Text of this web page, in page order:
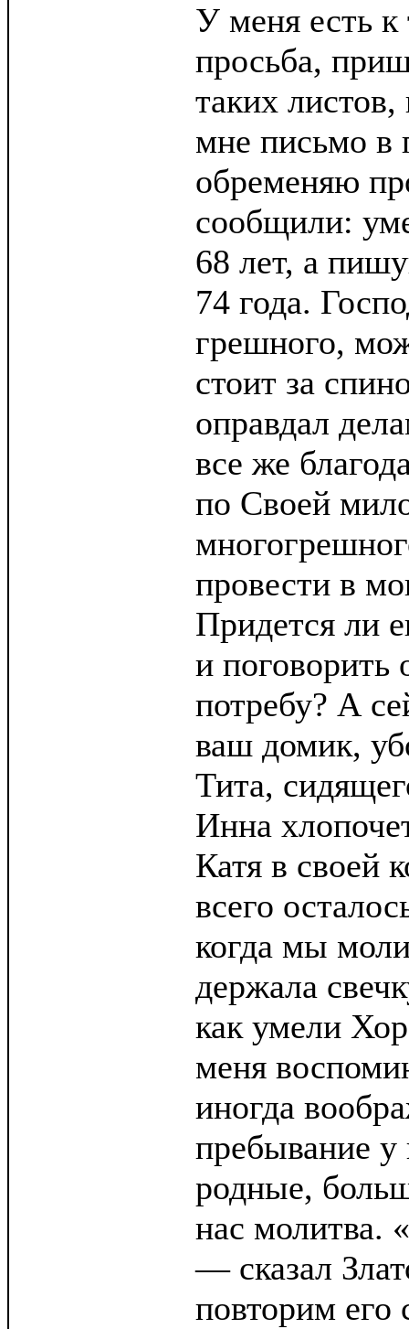
У меня есть
просьба,
таких
мне письмо в
обременяю
сообщили:
68 лет, а
74 года.
грешного,
стоит за
оправдал
все же
по Своей
провести в
Придется ли
и поговорить
потребу? А
ваш домик,
Тита,
Инна
Катя в своей
всего
когда мы
держала
как умели
меня
иногда
пребывание у
родные,
нас молитва.
— сказал
повторим его